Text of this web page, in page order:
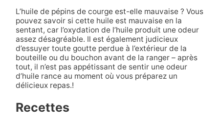
L’huile de pépins de courge est-elle mauvaise ? Vous
pouvez savoir si cette huile est mauvaise en la
sentant, car l’oxydation de l’huile produit une odeur
assez désagréable. Il est également judicieux
d’essuyer toute goutte perdue à l’extérieur de la
bouteille ou du bouchon avant de la ranger – après
tout, il n’est pas appétissant de sentir une odeur
d’huile rance au moment où vous préparez un
délicieux repas.!
Recettes